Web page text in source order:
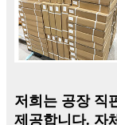
저희는 공장 직
제공합니다. 자